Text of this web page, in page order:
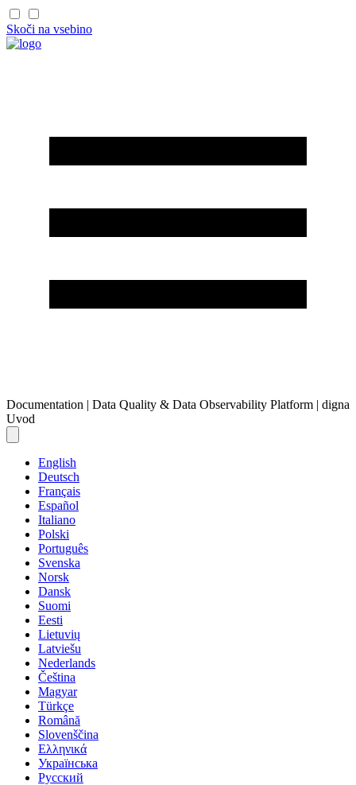
Skoči na vsebino
Documentation | Data Quality & Data Observability Platform | digna
Uvod
English
Deutsch
Français
Español
Italiano
Polski
Português
Svenska
Norsk
Dansk
Suomi
Eesti
Lietuvių
Latviešu
Nederlands
Čeština
Magyar
Türkçe
Română
Slovenščina
Ελληνικά
Українська
Русский